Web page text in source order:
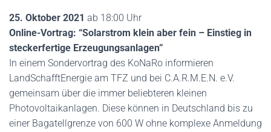
25. Oktober 2021 ab 18:00 Uhr
Online-Vortrag: “Solarstrom klein aber fein – Einstieg in
steckerfertige Erzeugungsanlagen”
In einem Sondervortrag des KoNaRo informieren
LandSchafftEnergie am TFZ und bei C.A.R.M.E.N. e.V.
gemeinsam über die immer beliebteren kleinen
Photovoltaikanlagen. Diese können in Deutschland bis zu
einer Bagatellgrenze von 600 W ohne komplexe Anmeldung